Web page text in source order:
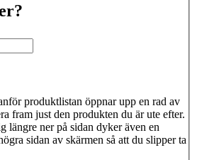
produktlistan öppnar upp en rad av
fram just den produkten du är ute efter.
längre ner på sidan dyker även en
sidan av skärmen så att du slipper ta